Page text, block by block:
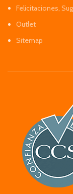
Felicitaciones,
Outlet
Sitemap